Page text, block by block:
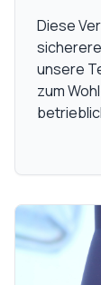
Diese
unsere
zum